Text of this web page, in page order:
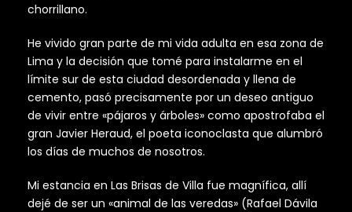
chorrillano.
He vivido gran parte de mi vida adulta en esa zona de
Lima y la decisión que tomé para instalarme en el
límite sur de esta ciudad desordenada y llena de
cemento, pasó precisamente por un deseo antiguo
de vivir entre «pájaros y árboles» como apostrofaba el
gran Javier Heraud, el poeta iconoclasta que alumbró
los días de muchos de nosotros.
Mi estancia en Las Brisas de Villa fue magnífica, allí
dejé de ser un «animal de las veredas» (Rafael Dávila